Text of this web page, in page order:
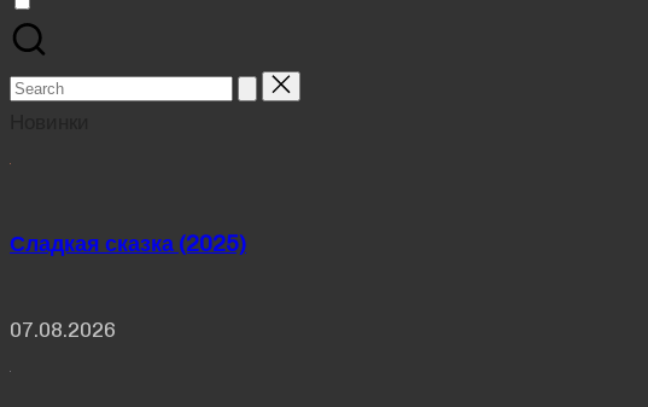
Search
Сладкая сказка (2025)
07.08.2026